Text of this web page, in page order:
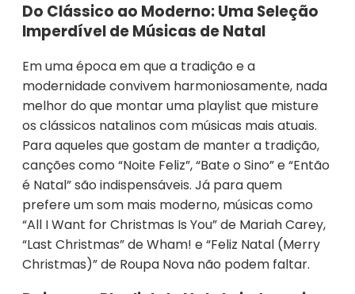
Do Clássico ao Moderno: Uma Seleção
Imperdível de Músicas de Natal
Em uma época em que a tradição e a
modernidade convivem harmoniosamente, nada
melhor do que montar uma playlist que misture
os clássicos natalinos com músicas mais atuais.
Para aqueles que gostam de manter a tradição,
canções como “Noite Feliz”, “Bate o Sino” e “Então
é Natal” são indispensáveis. Já para quem
prefere um som mais moderno, músicas como
“All I Want for Christmas Is You” de Mariah Carey,
“Last Christmas” de Wham! e “Feliz Natal (Merry
Christmas)” de Roupa Nova não podem faltar.